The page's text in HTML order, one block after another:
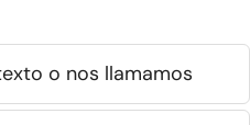
o nos llamamos